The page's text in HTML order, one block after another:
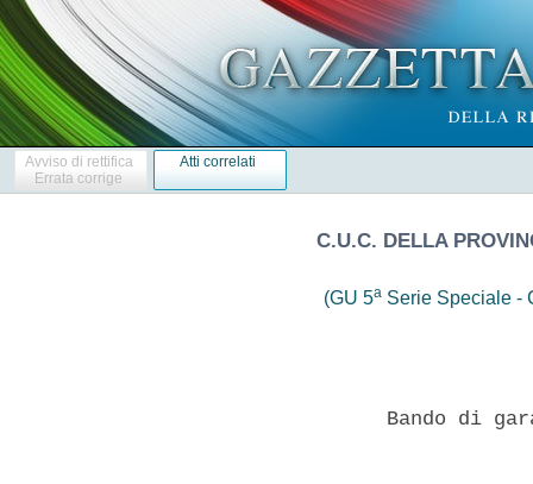
Avviso di rettifica
Errata corrige
Atti correlati
C.U.C. DELLA
(GU 5a Serie Speciale -
Bando di